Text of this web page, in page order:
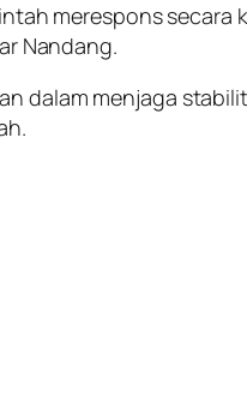
merespons
Nandang.
dalam menjaga